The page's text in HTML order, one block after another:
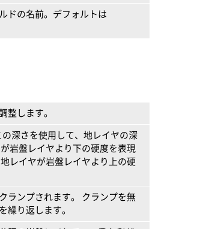
ドの名前。デフォルトは
整します。
深さを使用して、地レイヤの深
岩盤レイヤより下の硬度を表現
レイヤが岩盤レイヤより上の硬
ランプされます。 クランプを無
繰り返します。